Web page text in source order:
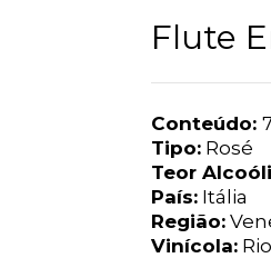
Flute
Conteúdo:
Tipo: Rosé
Teor
País: Itália
Região:
Vinícola: